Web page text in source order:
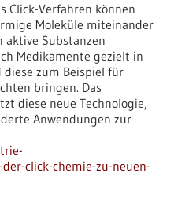
Click-Verfahren können
Moleküle miteinander
Substanzen
Medikamente gezielt in
zum Beispiel für
bringen. Das
diese neue Technologie,
Anwendungen zur
click-chemie-zu-neuen-